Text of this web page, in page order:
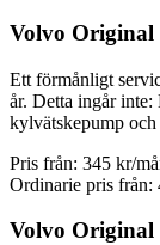
Volvo Original
Ett förmånligt
år. Detta ingår
kylvätskepump
Pris från: 345 kr/
Ordinarie pris från:
Volvo Original